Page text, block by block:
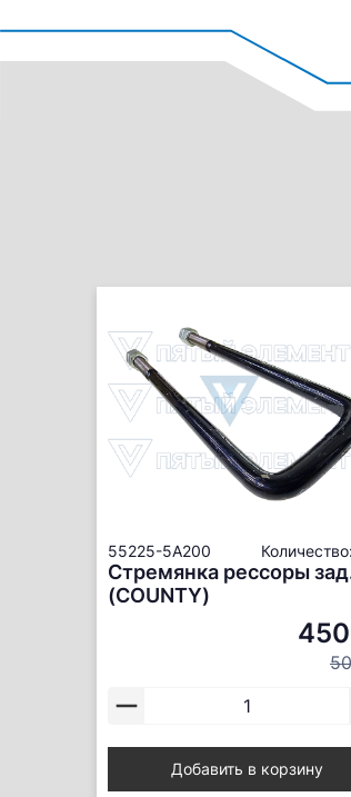
55225-5A200 Количество:
Стремянка рессоры
(COUNTY)
Добавить в корзину